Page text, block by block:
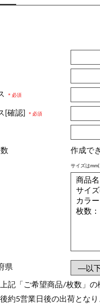
＊必須
[確認] ＊必須
作成で
サイズは
県
記「ご希望商品/枚数」
約5営業日後の出荷とな